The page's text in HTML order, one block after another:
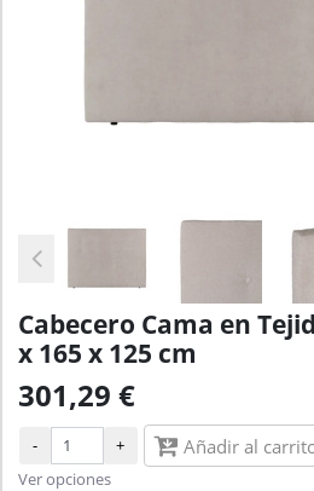
Cabecero Cama en
x 165 x 125 cm
301,29 €
- + Añadir al
Ver opciones